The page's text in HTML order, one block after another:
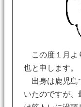
この度１月よ
也と申します。
出身は鹿児島
いたのですが、